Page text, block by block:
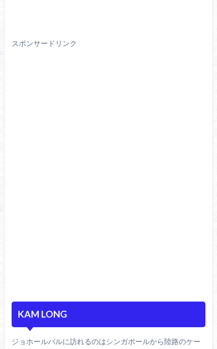
スポンサードリンク
KAM LONG
ジョホールバルに訪れるのはシンガポールから陸路のケー